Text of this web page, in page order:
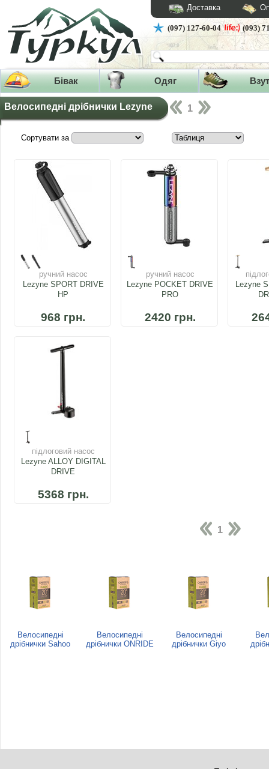
Доставка
(097) 127-60-04 (093)
Бівак Одяг
Велосипедні дрібнички Lezyne 1
Сортувати за
ручний насос
Lezyne SPORT DRIVE
HP
968 грн.
ручний насос
Lezyne POCKET DRIVE
PRO
2420 грн.
Lezyne
підлоговий насос
Lezyne ALLOY DIGITAL
DRIVE
5368 грн.
1
Велосипедні
дрібнички Sahoo
Велосипедні
дрібнички ONRIDE
Велосипедні
дрібнички Giyo